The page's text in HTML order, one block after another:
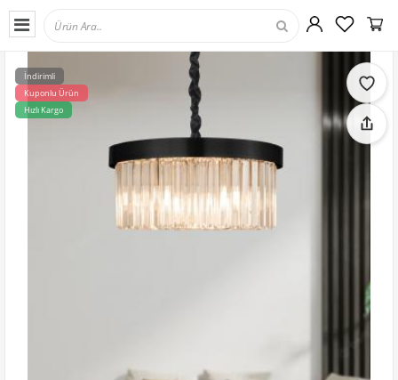
İndirimli
Kuponlu Ürün
Hızlı Kargo